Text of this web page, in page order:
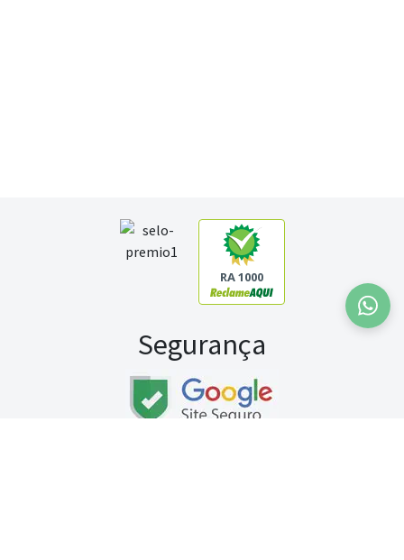
RA 1000
Segurança